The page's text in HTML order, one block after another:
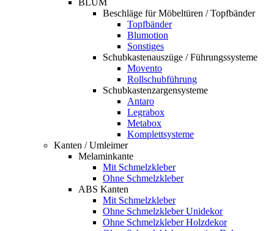
BLUM
Beschläge für Möbeltüren / Topfbänder
Topfbänder
Blumotion
Sonstiges
Schubkastenauszüge / Führungssysteme
Movento
Rollschubführung
Schubkastenzargensysteme
Antaro
Legrabox
Metabox
Komplettsysteme
Kanten / Umleimer
Melaminkante
Mit Schmelzkleber
Ohne Schmelzkleber
ABS Kanten
Mit Schmelzkleber
Ohne Schmelzkleber Unidekor
Ohne Schmelzkleber Holzdekor